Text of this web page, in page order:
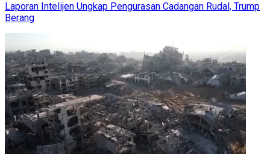
Laporan Intelijen Ungkap Pengurasan Cadangan Rudal, Trump
Berang